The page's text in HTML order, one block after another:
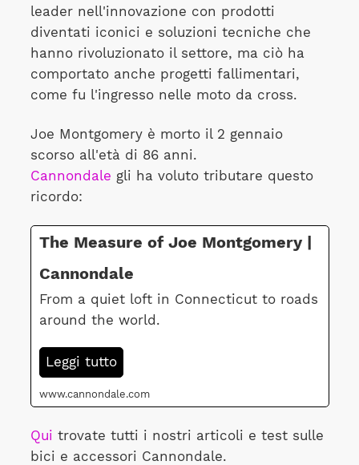
leader nell'innovazione con prodotti
diventati iconici e soluzioni tecniche che
hanno rivoluzionato il settore, ma ciò ha
comportato anche progetti fallimentari,
come fu l'ingresso nelle moto da cross.
Joe Montgomery è morto il 2 gennaio
scorso all'età di 86 anni.
Cannondale gli ha voluto tributare questo
ricordo:
The Measure of Joe Montgomery |
Cannondale
From a quiet loft in Connecticut to roads
around the world.
Leggi tutto
www.cannondale.com
Qui trovate tutti i nostri articoli e test sulle
bici e accessori Cannondale.